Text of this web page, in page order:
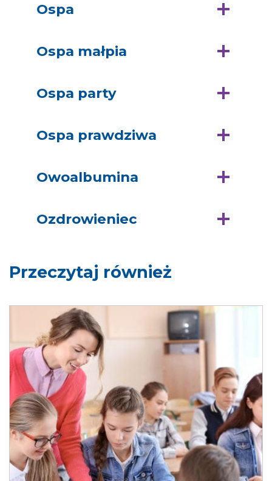
Ospa
Ospa małpia
Ospa party
Ospa prawdziwa
Owoalbumina
Ozdrowieniec
Przeczytaj również